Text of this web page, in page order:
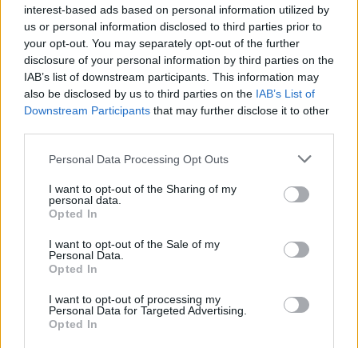
interest-based ads based on personal information utilized by
us or personal information disclosed to third parties prior to
your opt-out. You may separately opt-out of the further
disclosure of your personal information by third parties on the
IAB’s list of downstream participants. This information may
also be disclosed by us to third parties on the IAB’s List of
Downstream Participants that may further disclose it to other
Personal Data Processing Opt Outs
I want to opt-out of the Sharing of my
personal data.
Opted In
I want to opt-out of the Sale of my
Personal Data.
Opted In
I want to opt-out of processing my
Personal Data for Targeted Advertising.
Opted In
Öngyilkos lett egy diák a Ciszterci Rend Nagy Lajos
Gimnáziumban Pécsett
A rendőrség eljárást indított.
Közoktatás
Székács Linda